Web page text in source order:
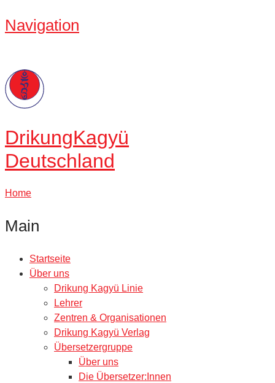
Navigation
DrikungKagyü
Deutschland
Home
Main
Startseite
Über uns
Drikung Kagyü Linie
Lehrer
Zentren & Organisationen
Drikung Kagyü Verlag
Übersetzergruppe
Über uns
Die Übersetzer:Innen